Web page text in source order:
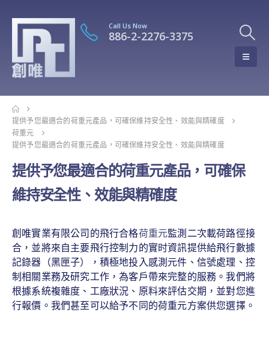
Call Us Now
886-2-2276-3375
提供予您最適合的荷重元產品，可確保維持安全性、效能與精確度
荷重元
提供予您最適合的荷重元產品，可確保維持安全性、效能與精確度
提供予您最適合的荷重元產品，可確保
維持安全性、效能與精確度
創唯實業有限公司的飛行合格荷重元監測二次載荷路徑接
合，並將來自主要飛行控制力的實时資訊提供給飛行數據
記錄器（黑匣子），積極地投入感測元件、信號處理、控
制相關業務及研究工作，為客戶帶來完整的服務。我們將
根據系統複雜度、工廠狀況、原料來評估交期，並對您進
行報價。我們甚至可以給予不同的荷重元方案供您選擇。